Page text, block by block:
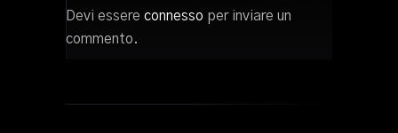
Devi essere connesso per inviare un
commento.